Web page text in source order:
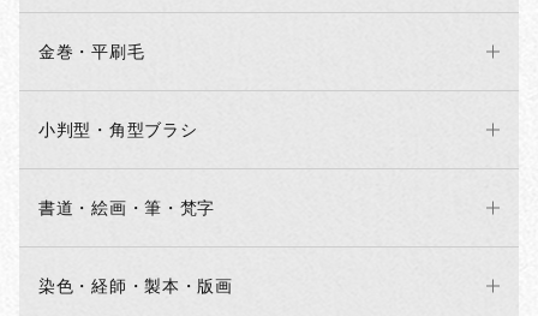
金巻・平刷毛
小判型・角型ブラシ
書道・絵画・筆・梵字
染色・経師・製本・版画